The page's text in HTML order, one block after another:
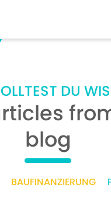
DU
blog
BAUFINANZIERUNG